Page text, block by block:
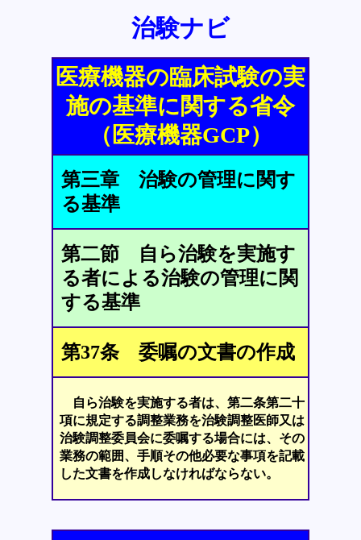
治験ナビ
医療機器の臨床試験の実
施の基準に関する省令
（医療機器GCP）
第三章 治験の管理に関す
る基準
第二節 自ら治験を実施す
る者による治験の管理に関
する基準
第37条 委嘱の文書の作成
自ら治験を実施する者は、第二条第二十
項に規定する調整業務を治験調整医師又は
治験調整委員会に委嘱する場合には、その
業務の範囲、手順その他必要な事項を記載
した文書を作成しなければならない。